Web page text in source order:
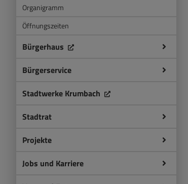
Organigramm
Öffnungszeiten
Bürgerhaus
Bürgerservice
Stadtwerke Krumbach
Stadtrat
Projekte
Jobs und Karriere